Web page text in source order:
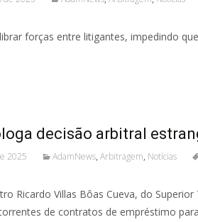
forças entre litigantes, impedindo
decisão arbitral
2025 AdamNews, Arbitragem, Notícias
Ricardo Villas Bôas Cueva, do
de contratos de empréstimo